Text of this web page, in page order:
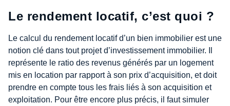
Le rendement locatif, c’est quoi ?
Le calcul du rendement locatif d’un bien immobilier est une
notion clé dans tout projet d’investissement immobilier. Il
représente le ratio des revenus générés par un logement
mis en location par rapport à son prix d’acquisition, et doit
prendre en compte tous les frais liés à son acquisition et
exploitation. Pour être encore plus précis, il faut simuler